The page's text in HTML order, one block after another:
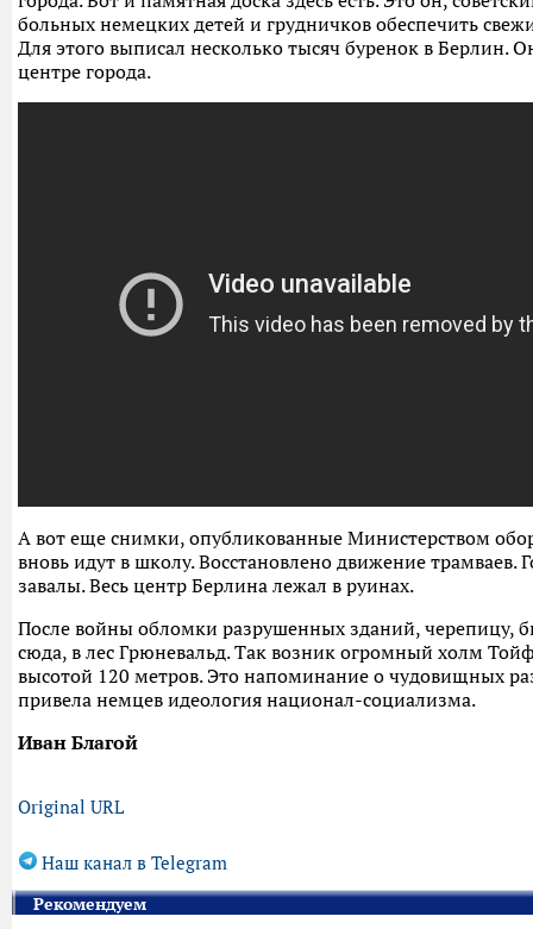
больных немецких детей и грудничков обеспечить
Для этого выписал несколько тысяч буренок в Берлин.
центре города.
А вот еще снимки, опубликованные Министерством
вновь идут в школу. Восстановлено движение трамваев.
завалы. Весь центр Берлина лежал в руинах.
После войны обломки разрушенных зданий, черепицу,
сюда, в лес Грюневальд. Так возник огромный холм
высотой 120 метров. Это напоминание о чудовищных
привела немцев идеология национал-социализма.
Иван Благой
Original URL
Наш канал в Telegram
Рекомендуем